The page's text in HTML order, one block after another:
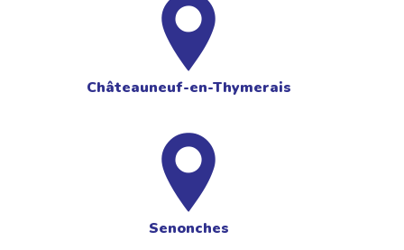
Châteauneuf-en-Thymerais
Senonches